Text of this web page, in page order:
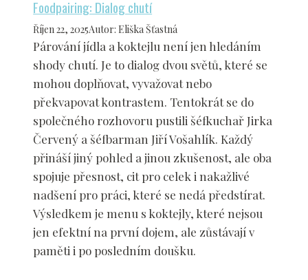
Foodpairing: Dialog chutí
Říjen 22, 2025Autor: Eliška Šťastná
Párování jídla a koktejlu není jen hledáním
shody chutí. Je to dialog dvou světů, které se
mohou doplňovat, vyvažovat nebo
překvapovat kontrastem. Tentokrát se do
společného rozhovoru pustili šéfkuchař Jirka
Červený a šéfbarman Jiří Vošahlík. Každý
přináší jiný pohled a jinou zkušenost, ale oba
spojuje přesnost, cit pro celek i nakažlivé
nadšení pro práci, které se nedá předstírat.
Výsledkem je menu s koktejly, které nejsou
jen efektní na první dojem, ale zůstávají v
paměti i po posledním doušku.